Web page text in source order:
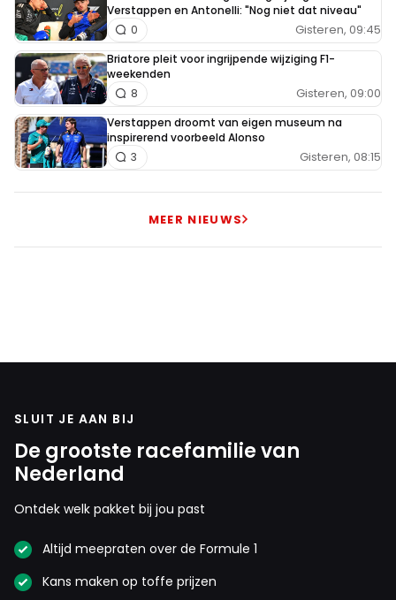
Verstappen en Antonelli: "Nog niet dat niveau"
Gisteren, 09:45
0
Briatore pleit voor ingrijpende wijziging F1-
weekenden
Gisteren, 09:00
8
Verstappen droomt van eigen museum na
inspirerend voorbeeld Alonso
Gisteren, 08:15
3
MEER NIEUWS
SLUIT JE AAN BIJ
De grootste racefamilie van
Nederland
Ontdek welk pakket bij jou past
Altijd meepraten over de Formule 1
Kans maken op toffe prijzen